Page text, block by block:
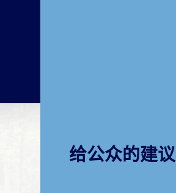
给公众的建议